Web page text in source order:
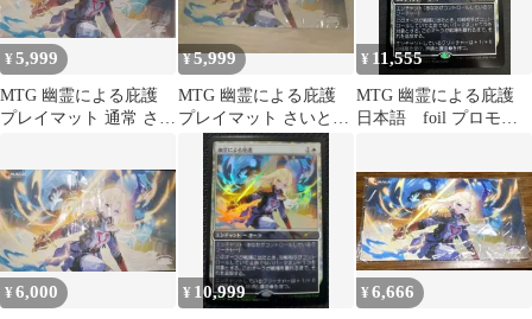
¥5,999
MTG 幽霊による庇護
プレイマット 通常 さい
¥5,999
MTG 幽霊による庇護
プレイマット さいとう
なおき
¥ 11,555
MTG 幽霊による庇護
日本語 foil プロモ
き B
¥6,000 ¥ 10,999 ¥6,666